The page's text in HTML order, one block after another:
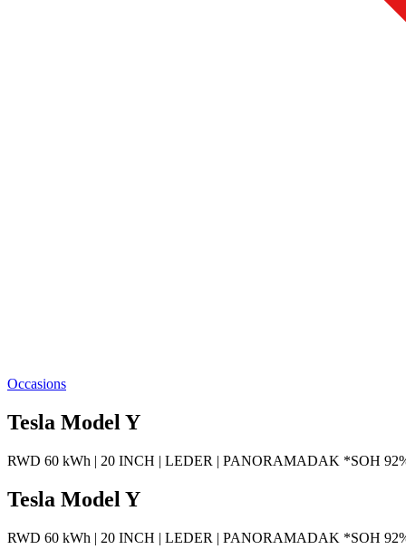
Occasions
Tesla Model Y
RWD 60 kWh | 20 INCH | LEDER | PANORAMADAK *SOH
Tesla Model Y
RWD 60 kWh | 20 INCH | LEDER | PANORAMADAK *SOH